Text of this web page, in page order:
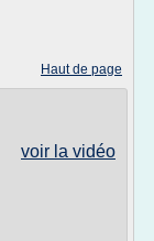
Haut de page
voir la vidéo